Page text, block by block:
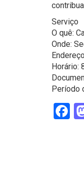
Serviço
O quê:
Onde:
Horário:
Período